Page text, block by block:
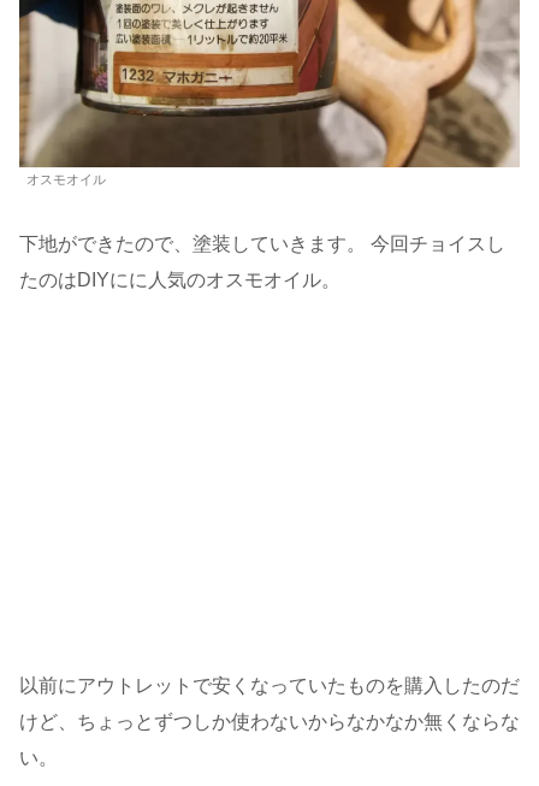
オスモオイル
下地ができたので 塗装していきます。 今回チョイス し
たのはDIYにに人気のオスモオイル。
以前にアウトレット で安くなっていたものを購入 したのだ
けど、ちょっとずつしか使わないからなかなか無くならな
い。